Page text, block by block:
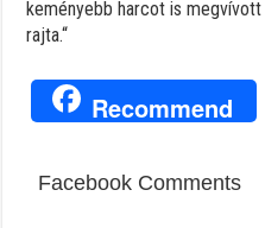
keményebb harcot is
rajta.“
Recommend
Facebook Comments